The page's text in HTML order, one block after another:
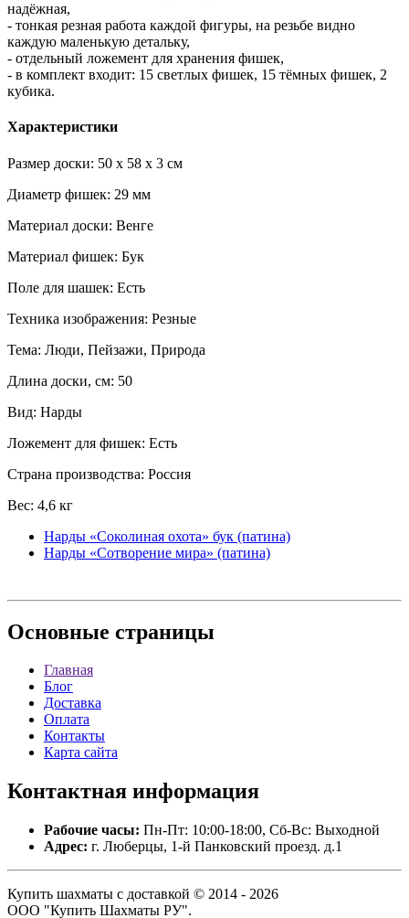
надёжная,
- тонкая резная работа каждой фигуры, на резьбе видно
каждую маленькую детальку,
- отдельный ложемент для хранения фишек,
- в комплект входит: 15 светлых фишек, 15 тёмных фишек, 2
кубика.
Характеристики
Размер доски: 50 x 58 x 3 см
Диаметр фишек: 29 мм
Материал доски: Венге
Материал фишек: Бук
Поле для шашек: Есть
Техника изображения: Резные
Тема: Люди, Пейзажи, Природа
Длина доски, см: 50
Вид: Нарды
Ложемент для фишек: Есть
Страна производства: Россия
Вес: 4,6 кг
Нарды «Соколиная охота» бук (патина)
Нарды «Сотворение мира» (патина)
Основные страницы
Главная
Блог
Доставка
Оплата
Контакты
Карта сайта
Контактная информация
Рабочие часы: Пн-Пт: 10:00-18:00, Сб-Вс: Выходной
Адрес: г. Люберцы, 1-й Панковский проезд. д.1
Купить шахматы с доставкой © 2014 - 2026
ООО "Купить Шахматы РУ".